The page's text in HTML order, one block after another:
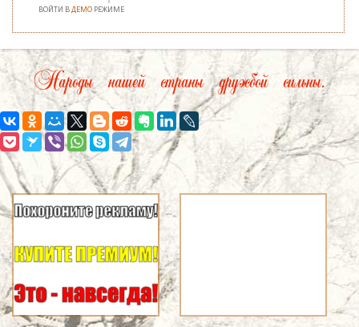
ВОЙТИ ВДЕМО РЕЖИМЕ
Народы нашей страны дружбой сильны.